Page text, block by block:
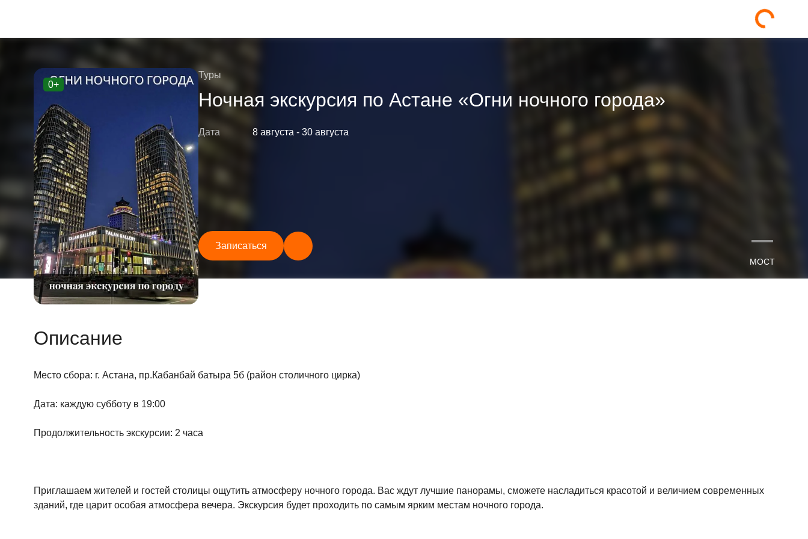
0+
Туры
Ночная экскурсия по Астане «Огни ночного города»
Дата 8 августа - 30 августа
Записаться —
МОСТ
Описание
Место сбора: г. Астана, пр.Кабанбай батыра 5б (район столичного цирка)
Дата: каждую субботу в 19:00
Продолжительность экскурсии: 2 часа
Приглашаем жителей и гостей столицы ощутить атмосферу ночного города. Вас ждут лучшие панорамы, сможете насладиться красотой и величием современных
зданий, где царит особая атмосфера вечера. Экскурсия будет проходить по самым ярким местам ночного города.